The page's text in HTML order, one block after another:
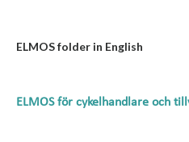
ELMOS folder in English
ELMOS för cykelhandlare och